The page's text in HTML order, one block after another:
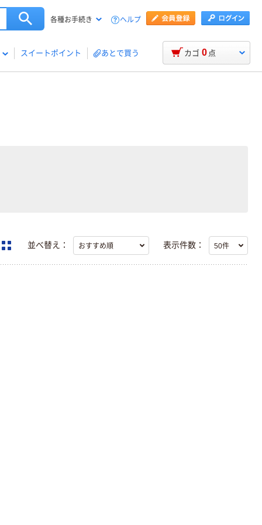
各種お手続き ヘルプ
スイートポイント あとで買う カゴ 0 点
並べ替え： 表示件数：